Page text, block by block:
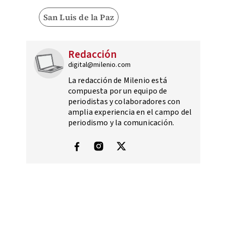
San Luis de la Paz
Redacción
digital@milenio.com
La redacción de Milenio está
compuesta por un equipo de
periodistas y colaboradores con
amplia experiencia en el campo del
periodismo y la comunicación.